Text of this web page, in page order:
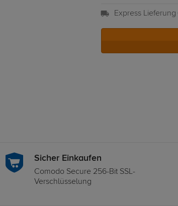
Express Lieferung
Sicher Einkaufen
Comodo Secure 256-Bit SSL-
Verschlüsselung